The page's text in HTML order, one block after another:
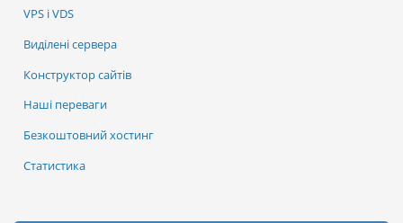
VPS і VDS
Виділені сервера
Конструктор сайтів
Наші переваги
Безкоштовний хостинг
Статистика